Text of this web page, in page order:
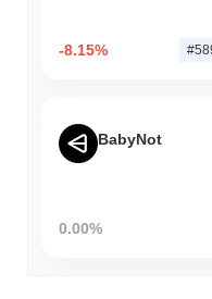
-8.15%
BabyNot
0.00%